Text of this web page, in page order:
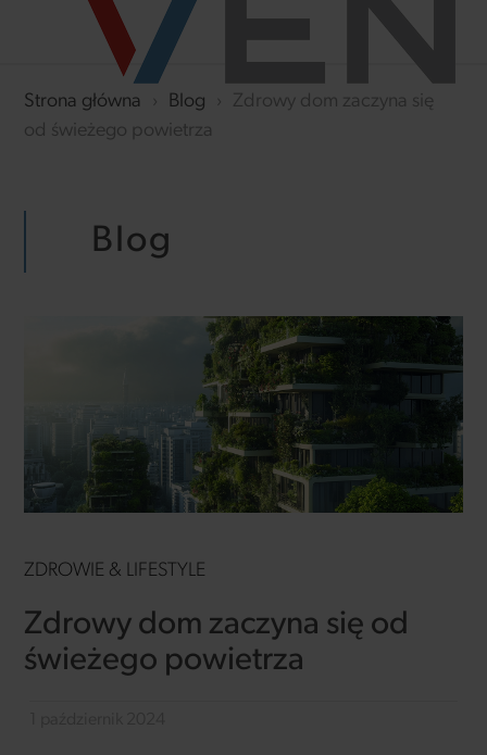
Strona główna › Blog ›
Zdrowy dom zaczyna się
od świeżego powietrza
Blog
ZDROWIE & LIFESTYLE
Zdrowy dom zaczyna się od
świeżego powietrza